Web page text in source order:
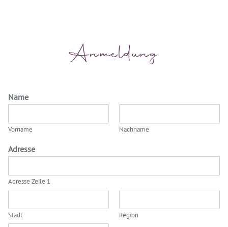
Anmeldung
Name
Vorname Nachname
Adresse
Adresse Zeile 1
Stadt Region